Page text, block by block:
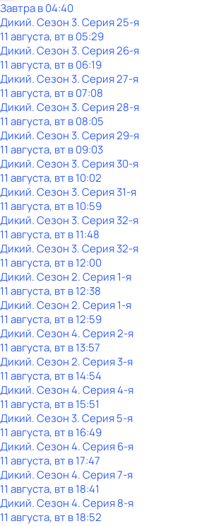
Завтра в 04:40
Дикий. Сезон 3. Серия 25-я
11 августа, вт в 05:29
Дикий. Сезон 3. Серия 26-я
11 августа, вт в 06:19
Дикий. Сезон 3. Серия 27-я
11 августа, вт в 07:08
Дикий. Сезон 3. Серия 28-я
11 августа, вт в 08:05
Дикий. Сезон 3. Серия 29-я
11 августа, вт в 09:03
Дикий. Сезон 3. Серия 30-я
11 августа, вт в 10:02
Дикий. Сезон 3. Серия 31-я
11 августа, вт в 10:59
Дикий. Сезон 3. Серия 32-я
11 августа, вт в 11:48
Дикий. Сезон 3. Серия 32-я
11 августа, вт в 12:00
Дикий. Сезон 2. Серия 1-я
11 августа, вт в 12:38
Дикий. Сезон 2. Серия 1-я
11 августа, вт в 12:59
Дикий. Сезон 4. Серия 2-я
11 августа, вт в 13:57
Дикий. Сезон 2. Серия 3-я
11 августа, вт в 14:54
Дикий. Сезон 4. Серия 4-я
11 августа, вт в 15:51
Дикий. Сезон 3. Серия 5-я
11 августа, вт в 16:49
Дикий. Сезон 4. Серия 6-я
11 августа, вт в 17:47
Дикий. Сезон 4. Серия 7-я
11 августа, вт в 18:41
Дикий. Сезон 4. Серия 8-я
11 августа, вт в 18:52